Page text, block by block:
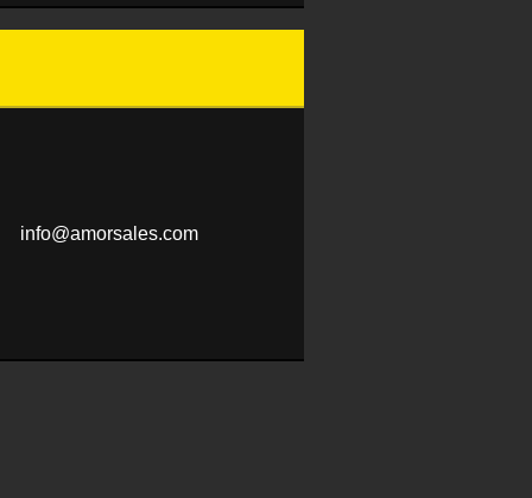
info@amorsales.com